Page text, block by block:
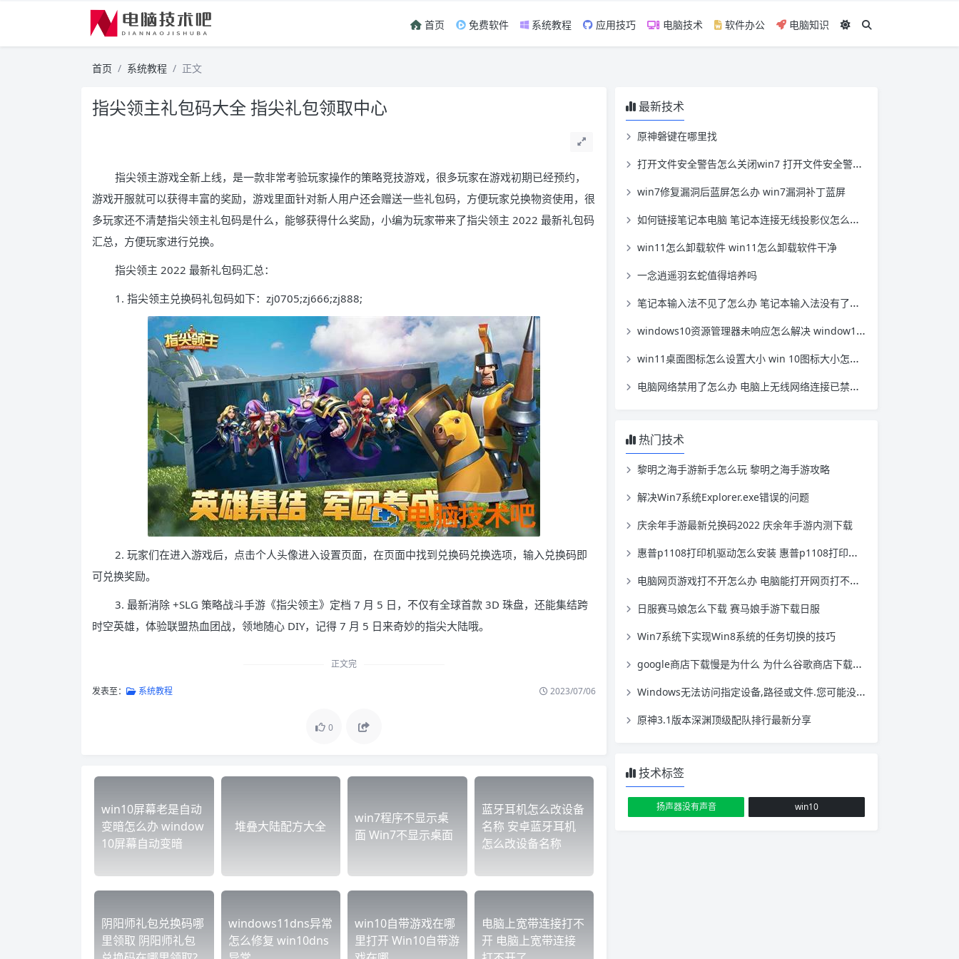
首页 免费软件 系统教程 应用技巧 电脑技术 软件办公 电脑知识
首页 系统教程 正文
指尖领主礼包码大全 指尖礼包领取中心
指尖领主游戏全新上线，是一款非常考验玩家操作的策略竞技游戏，很多玩家在游戏初期已经预约，
游戏开服就可以获得丰富的奖励，游戏里面针对新人用户还会赠送一些礼包码，方便玩家兑换物资使用，很
多玩家还不清楚指尖领主礼包码是什么，能够获得什么奖励，小编为玩家带来了指尖领主 2022 最新礼包码
汇总，方便玩家进行兑换。
指尖领主 2022 最新礼包码汇总：
1. 指尖领主兑换码礼包码如下：zj0705;zj666;zj888;
2. 玩家们在进入游戏后，点击个人头像进入设置页面，在页面中找到兑换码兑换选项，输入兑换码即
可兑换奖励。
3. 最新消除 +SLG 策略战斗手游《指尖领主》定档 7 月 5 日，不仅有全球首款 3D 珠盘，还能集结跨
时空英雄，体验联盟热血团战，领地随心 DIY，记得 7 月 5 日来奇妙的指尖大陆哦。
正文完
发表至： 系统教程 2023/07/06
0
win10屏幕老是自动
变暗怎么办 window
10屏幕自动变暗
堆叠大陆配方大全
win7程序不显示桌
面 Win7不显示桌面
蓝牙耳机怎么改设备
名称 安卓蓝牙耳机
怎么改设备名称
阴阳师礼包兑换码哪
里领取 阴阳师礼包
windows11dns异常
怎么修复 win10dns
win10自带游戏在哪
里打开 Win10自带游
电脑上宽带连接打不
开 电脑上宽带连接
最新技术
原神磐键在哪里找
打开文件安全警告怎么关闭win7 打开文件安全警告怎么关闭win11
win7修复漏洞后蓝屏怎么办 win7漏洞补丁蓝屏
如何链接笔记本电脑 笔记本连接无线投影仪怎么连接
win11怎么卸载软件 win11怎么卸载软件干净
一念逍遥羽玄蛇值得培养吗
笔记本输入法不见了怎么办 笔记本输入法没有了怎么办
windows10资源管理器未响应怎么解决 window10资源管理器无响应
win11桌面图标怎么设置大小 win 10图标大小怎么设置
电脑网络禁用了怎么办 电脑上无线网络连接已禁用怎么办
热门技术
黎明之海手游新手怎么玩 黎明之海手游攻略
解决Win7系统Explorer.exe错误的问题
庆余年手游最新兑换码2022 庆余年手游内测下载
惠普p1108打印机驱动怎么安装 惠普p1108打印机驱动安装教程
电脑网页游戏打不开怎么办 电脑能打开网页打不开游戏
日服赛马娘怎么下载 赛马娘手游下载日服
Win7系统下实现Win8系统的任务切换的技巧
google商店下载慢是为什么 为什么谷歌商店下载软件很慢
Windows无法访问指定设备,路径或文件.您可能没有 windows无法访问指定设备路径或文件,你可能没有
原神3.1版本深渊顶级配队排行最新分享
技术标签
扬声器没有声音 win10